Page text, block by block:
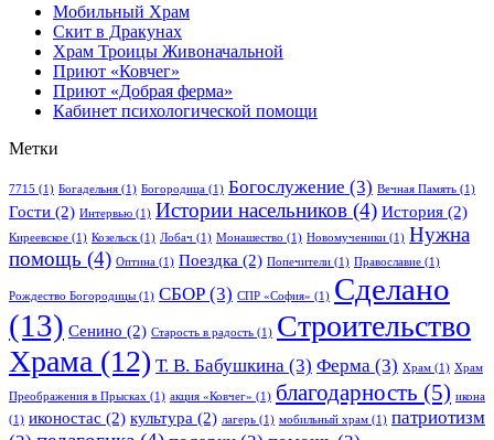
Мобильный Храм
Скит в Дракунах
Храм Троицы Живоначальной
Приют «Ковчег»
Приют «Добрая ферма»
Кабинет психологической помощи
Метки
7715 (1) Богадельня (1) Богородица (1) Богослужение (3) Вечная Память (1)
Гости (2) Интервью (1) Истории насельников (4) История (2)
Киреевское (1) Козельск (1) Лобач (1) Монашество (1) Новомученики (1) Нужна
помощь (4) Оптина (1) Поездка (2) Попечители (1) Православие (1)
Рождество Богородицы (1) СБОР (3) СПР «София» (1) Сделано
(13) Сенино (2) Старость в радость (1) Строительство
Храма (12) Т. В. Бабушкина (3) Ферма (3) Храм (1) Храм
Преображения в Прысках (1) акция «Ковчег» (1) благодарность (5) икона
(1) иконостас (2) культура (2) лагерь (1) мобильный храм (1) патриотизм